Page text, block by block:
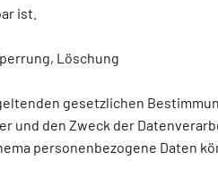
ist.
Löschung
gesetzlichen
und den Zweck der
personenbezogene Daten